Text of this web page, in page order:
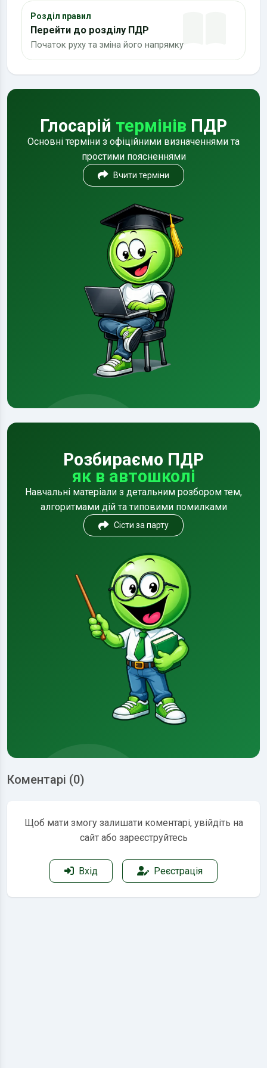
Розділ правил
Перейти до розділу ПДР
Початок руху та зміна його напрямку
Глосарій термінів ПДР
Основні терміни з офіційними визначеннями та
простими поясненнями
Вчити терміни
Розбираємо ПДР
як в автошколі
Навчальні матеріали з детальним розбором тем,
алгоритмами дій та типовими помилками
Сісти за парту
Коментарі (0)
Щоб мати змогу залишати коментарі, увійдіть на
сайт або зареєструйтесь
Вхід Реєстрація